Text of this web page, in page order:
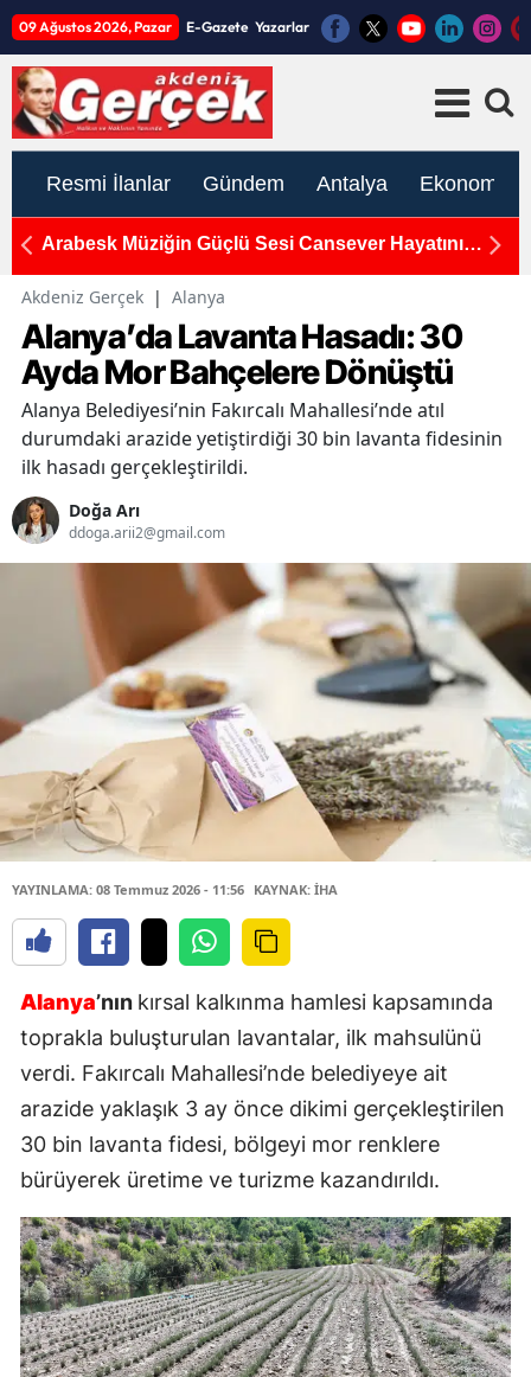
09 Ağustos 2026, Pazar E-Gazete Yazarlar
Resmi İlanlar Gündem Antalya Ekonomi
Suça Sürüklenen Çocuk Yasası TBMM'de Kabul
Akdeniz Gerçek | Alanya
Alanya’da Lavanta Hasadı: 30
Ayda Mor Bahçelere Dönüştü
Alanya Belediyesi’nin Fakırcalı Mahallesi’nde atıl
durumdaki arazide yetiştirdiği 30 bin lavanta fidesinin
ilk hasadı gerçekleştirildi.
Doğa Arı
ddoga.arii2@gmail.com
YAYINLAMA: 08 Temmuz 2026 - 11:56 KAYNAK: İHA
Alanya’nın kırsal kalkınma hamlesi kapsamında
toprakla buluşturulan lavantalar, ilk mahsulünü
verdi. Fakırcalı Mahallesi’nde belediyeye ait
arazide yaklaşık 3 ay önce dikimi gerçekleştirilen
30 bin lavanta fidesi, bölgeyi mor renklere
bürüyerek üretime ve turizme kazandırıldı.